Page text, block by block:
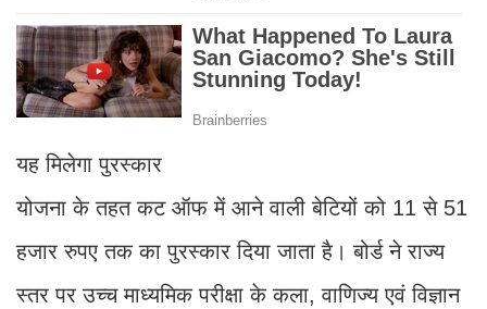
यह मिलेगा पुरस्कार
योजना के तहत कट ऑफ में आने वाली बेटियों को 11 से 51
हजार रुपए तक का पुरस्कार दिया जाता है। बोर्ड ने राज्य
स्तर पर उच्च माध्यमिक परीक्षा के कला, वाणिज्य एवं विज्ञान